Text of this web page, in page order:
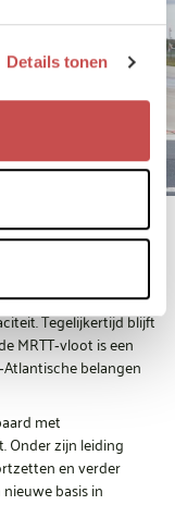
Details tonen
Europese ambitie
op het gebied
Tegelijkertijd blijft
MRTT‑vloot is een
belangen
met
Onder zijn leiding
en verder
basis in